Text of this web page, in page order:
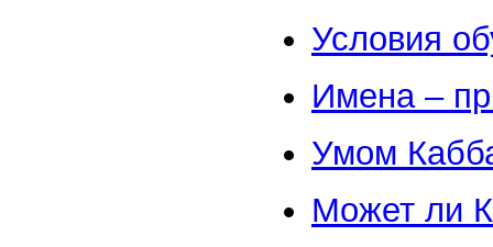
Условия
Имена –
Умом
Может ли